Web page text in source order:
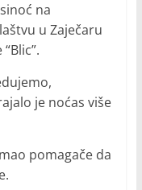
na
u Zaječaru
je noćas više
pomagače da